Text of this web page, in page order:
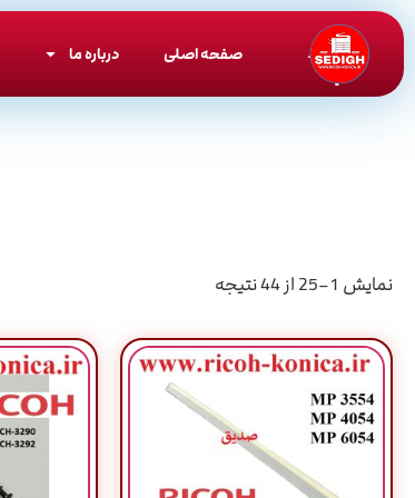
صفحه اصلی درباره ما
نمایش 1–25 از 44 نتیجه